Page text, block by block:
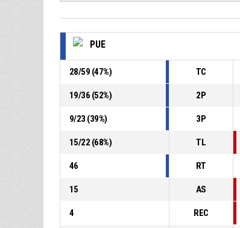
PUE
28/59 (47%) TC
19/36 (52%) 2P
9/23 (39%) 3P
15/22 (68%) TL
46 RT
15 AS
4 REC